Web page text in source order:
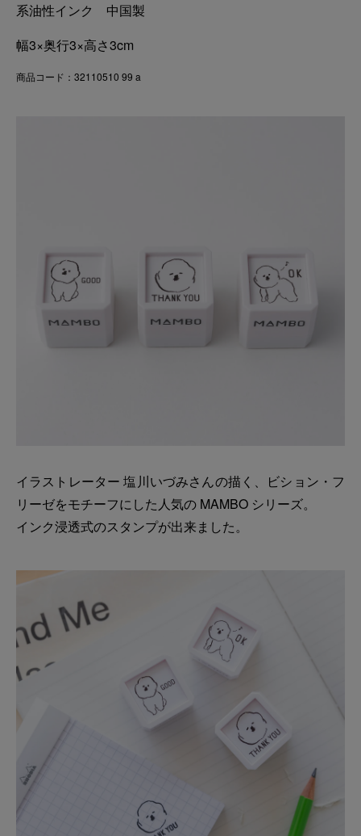
系油性インク 中国製
幅3×奥行3×高さ3cm
商品コード：32110510 99 a
イラストレーター 塩川いづみさんの描く、ビション・フ
リーゼをモチーフにした人気の MAMBO シリーズ。
インク浸透式のスタンプが出来ました。